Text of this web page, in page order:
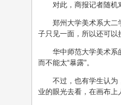
对此，商报记者随机
郑州大学美术系大二
子只见一面，所以还可以
华中师范大学美术系
而不能太“暴露”。
不过，也有学生认为
业的眼光去看，在画布上